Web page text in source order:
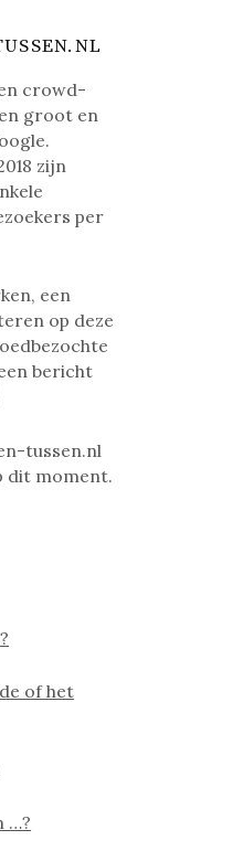
crowd-
groot en
zijn
per
een
op deze
bericht
tussen.nl
dit moment.
de of het
…?